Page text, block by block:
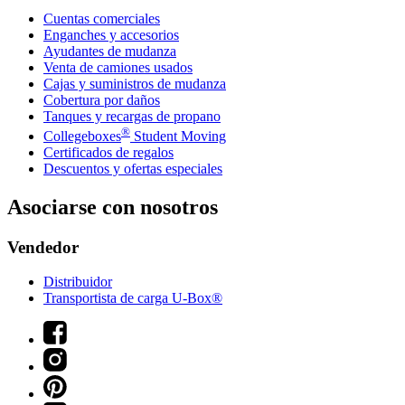
Cuentas comerciales
Enganches y accesorios
Ayudantes de mudanza
Venta de camiones usados
Cajas y suministros de mudanza
Cobertura por daños
Tanques y recargas de propano
Collegeboxes® Student Moving
Certificados de regalos
Descuentos y ofertas especiales
Asociarse con nosotros
Vendedor
Distribuidor
Transportista de carga U-Box®